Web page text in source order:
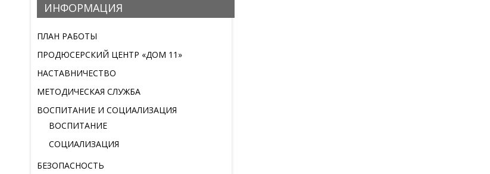
ИНФОРМАЦИЯ
ПЛАН РАБОТЫ
ПРОДЮСЕРСКИЙ ЦЕНТР «ДОМ 11»
НАСТАВНИЧЕСТВО
МЕТОДИЧЕСКАЯ СЛУЖБА
ВОСПИТАНИЕ И СОЦИАЛИЗАЦИЯ
ВОСПИТАНИЕ
СОЦИАЛИЗАЦИЯ
БЕЗОПАСНОСТЬ